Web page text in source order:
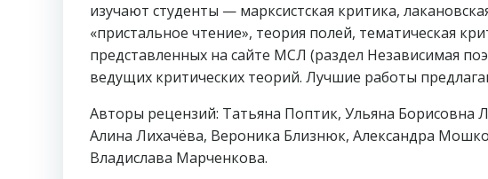
изучают студенты — марксистская критика,
«пристальное чтение», теория полей, тематическая
представленных на сайте МСЛ (раздел Независимая
ведущих критических теорий. Лучшие работы
Авторы рецензий: Татьяна Поптик, Ульяна Борисовна
Алина Лихачёва, Вероника Близнюк, Александра
Владислава Марченкова.